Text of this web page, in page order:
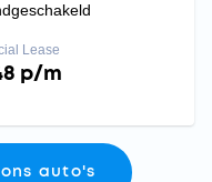
Lease
p/m
auto's